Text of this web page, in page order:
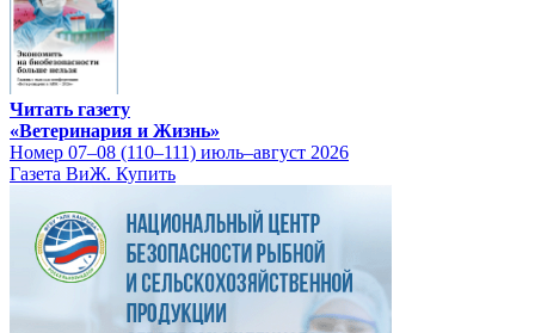
Читать газету
«Ветеринария и Жизнь»
Номер 07–08 (110–111) июль–август 2026
Газета ВиЖ. Купить